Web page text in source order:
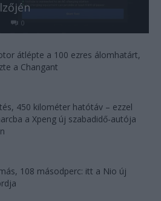
0
átlépte a 100 ezres álomhatárt,
a Changant
450 kilométer hatótáv – ezzel
a Xpeng új szabadidő-autója
108 másodperc: itt a Nio új